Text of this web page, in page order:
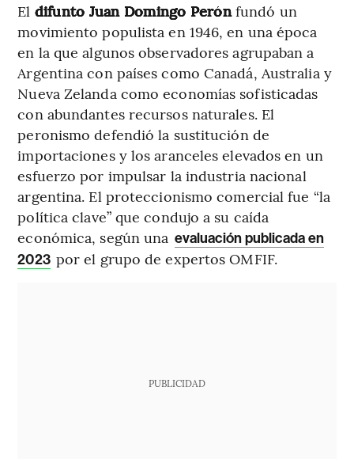
El difunto Juan Domingo Perónfundó un
movimiento populista en 1946, en una época
en la que algunos observadores agrupaban a
Argentina con países como Canadá, Australia y
Nueva Zelanda como economías sofisticadas
con abundantes recursos naturales. El
peronismo defendió la sustitución de
importaciones y los aranceles elevados en un
esfuerzo por impulsar la industria nacional
argentina. El proteccionismo comercial fue “la
política clave” que condujo a su caída
económica, según una evaluación publicada en
2023 por el grupo de expertos OMFIF.
PUBLICIDAD